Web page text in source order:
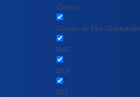
Cursos
Cursos de Pós-Graduação
DAC
DCF
DEL